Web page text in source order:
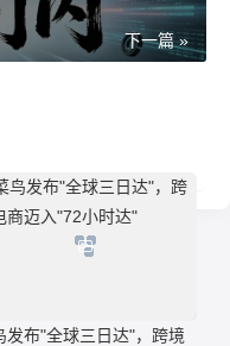
下一篇 »
发布"全球三日达"，跨境